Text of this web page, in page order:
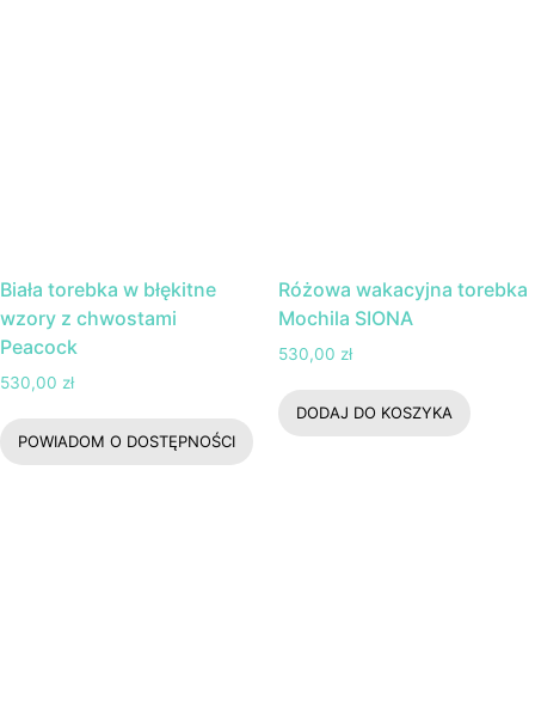
Biała torebka w błękitne
wzory z chwostami
Peacock
530,00 zł
POWIADOM O DOSTĘPNOŚCI
Różowa wakacyjna torebka
Mochila SIONA
530,00 zł
DODAJ DO KOSZYKA